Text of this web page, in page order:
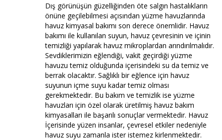
Dış görünüşün güzelliğinden öte salgın hastalıkların
önüne geçilebilmesi açısından yüzme havuzlarında
havuz kimyasal bakımı son derece önemlidir. Havuz
bakımı ile kullanılan suyun, havuz çevresinin ve içinin
temizliği yapılarak havuz mikroplardan arındırılmalıdır.
Sevdiklerimizin eğlendiği, vakit geçirdiği yüzme
havuzu temiz olduğunda içerisindeki su da temiz ve
berrak olacaktır. Sağlıklı bir eğlence için havuz
suyunun içme suyu kadar temiz olması
gerekmektedir. Bu bakım ve temizlik ise yüzme
havuzları için özel olarak üretilmiş havuz bakım
kimyasalları ile başarılı sonuçlar vermektedir. Havuz
İçerisinde yüzen insanlar, çevresel etkiler nedeniyle
havuz suyu zamanla ister istemez kirlenmektedir.